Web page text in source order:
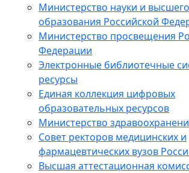
Министерство науки и высшего
образования Российской
Министерство просвещения
Федерации
Электронные библиотечные
ресурсы
Единая коллекция цифровых
образовательных ресурсов
Министерство
Совет ректоров медицинских и
фармацевтических вузов
Высшая аттестационная